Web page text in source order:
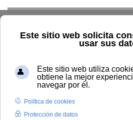
Inicio Innovación
Conocimiento
Recursos Educativos en abierto
Profesorado)